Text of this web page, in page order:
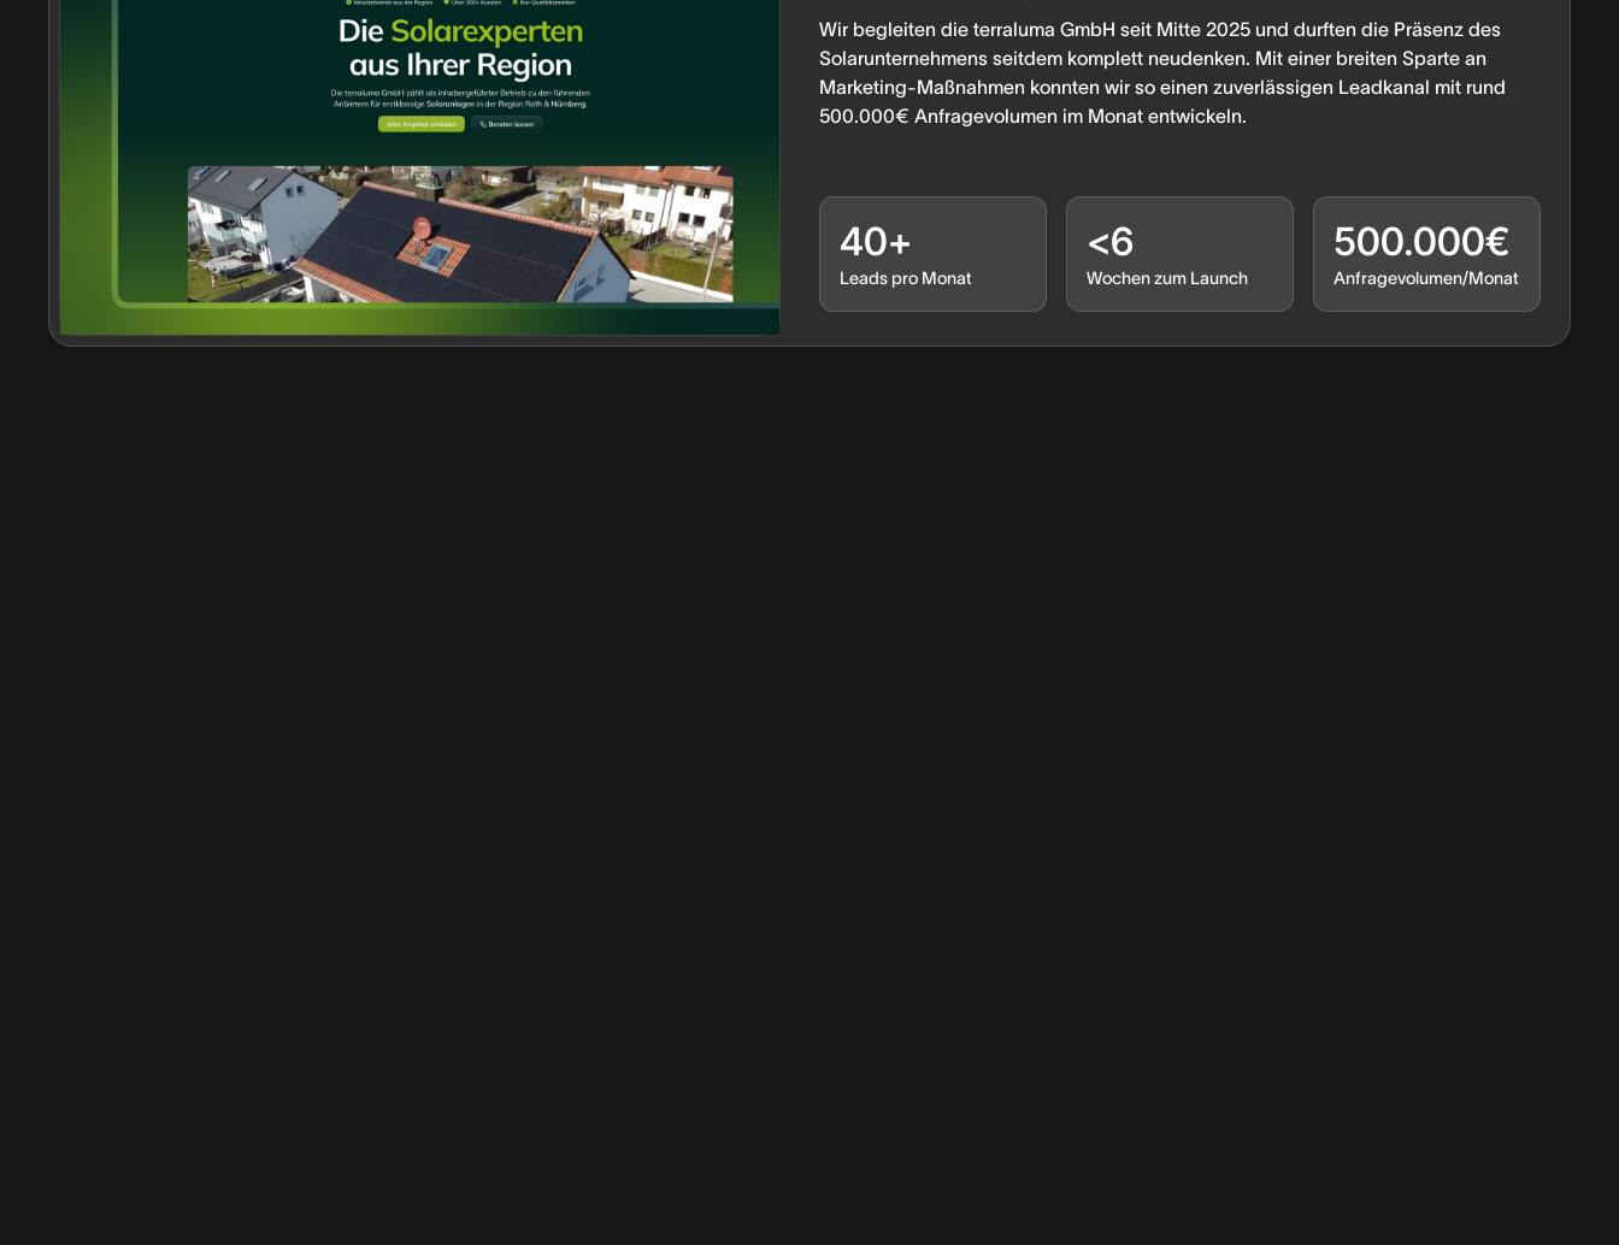
Wir begleiten die terraluma GmbH seit Mitte 2025 und durften die Präsenz des
Solarunternehmens seitdem komplett neudenken. Mit einer breiten Sparte an
Marketing-Maßnahmen konnten wir so einen zuverlässigen Leadkanal mit rund
500.000€ Anfragevolumen im Monat entwickeln.
40+
Leads pro Monat
<6
Wochen zum Launch
500.000€
Anfragevolumen/Monat